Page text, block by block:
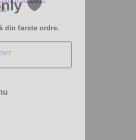
din første ordre.